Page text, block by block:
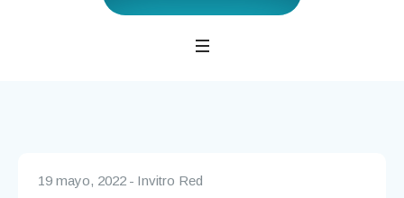
19 mayo, 2022 Invitro Red